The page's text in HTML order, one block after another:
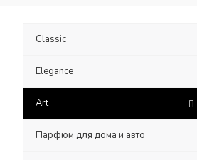
Classic
Elegance
Art
Парфюм для дома и авто